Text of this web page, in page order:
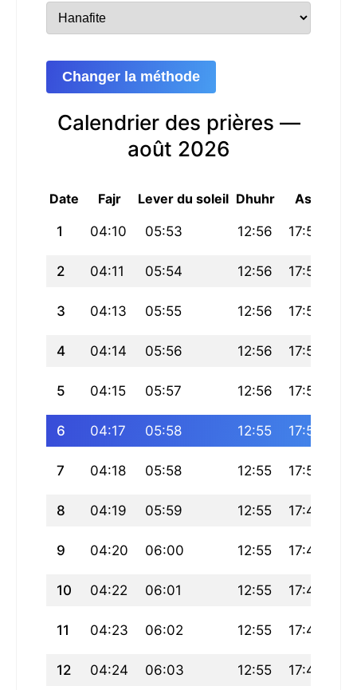
Changer la méthode
Calendrier des prières —
août 2026
Date Fajr Lever du soleil Dhuhr Asr
1 04:10 05:53 12:56 17:54
2 04:11 05:54 12:56 17:53
3 04:13 05:55 12:56 17:53
4 04:14 05:56 12:56 17:52
5 04:15 05:57 12:56 17:51
6 04:17 05:58 12:55 17:51
7 04:18 05:58 12:55 17:50
8 04:19 05:59 12:55 17:49
9 04:20 06:00 12:55 17:49
10 04:22 06:01 12:55 17:48
11 04:23 06:02 12:55 17:47
12 04:24 06:03 12:55 17:46